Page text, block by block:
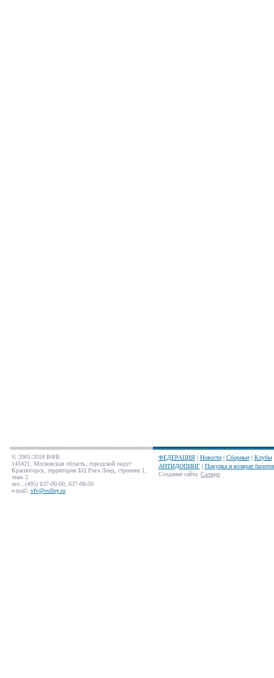
© 2001-2018 ВФВ
143421, Московская область, городской округ
Красногорск, территория БЦ Рига Ленд, строение 1,
этаж 2
тел.: (495) 637-00-00, 637-08-50
e-mail: vfv@volley.ru
ФЕДЕРАЦИЯ| Новости| Сборные| Клубы
АНТИДОПИНГ| Покупка и возврат
Создание сайта: Салюдо